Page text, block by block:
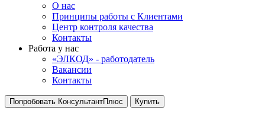
О нас
Принципы работы с Клиентами
Центр контроля качества
Контакты
Работа у нас
«ЭЛКОД» - работодатель
Вакансии
Контакты
Попробовать КонсультантПлюс Купить